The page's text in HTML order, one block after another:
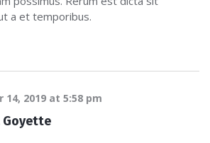
a et temporibus.
14, 2019 at 5:58 pm
Goyette